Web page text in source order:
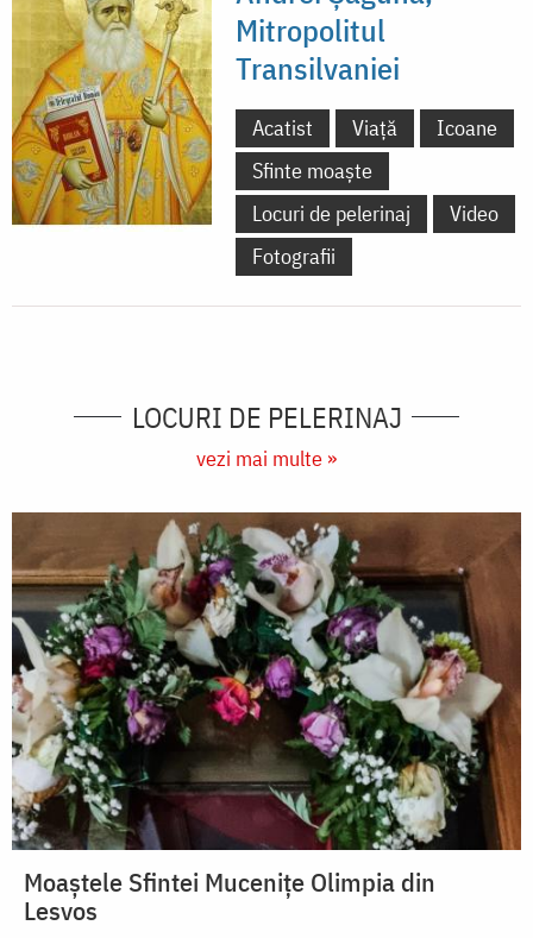
Mitropolitul
Transilvaniei
Acatist Viață
Icoane
Sfinte moaște
Locuri de pelerinaj
Video
Fotografii
LOCURI DE PELERINAJ
vezi mai multe »
Moaștele Sfintei Mucenițe Olimpia din
Lesvos